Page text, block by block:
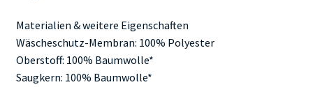
Materialien & weitere Eigenschaften
Wäscheschutz-Membran: 100% Polyester
Oberstoff: 100% Baumwolle*
Saugkern: 100% Baumwolle*